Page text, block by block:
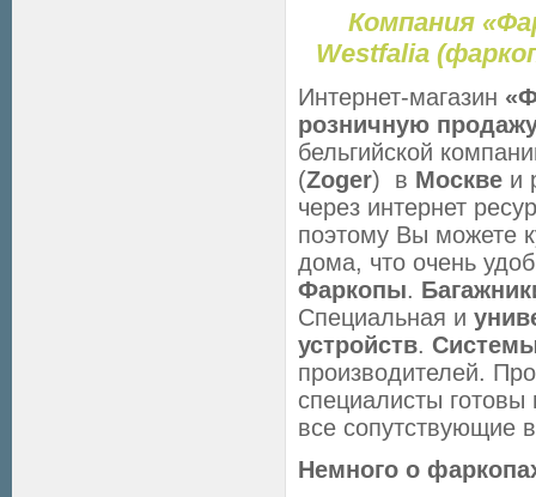
Компания
Westfalia
Интернет-магазин
розничную
бельгийской
(Zoger) в Москве и
через интернет
поэтому Вы можете
дома, что очень
Фаркопы.
Специальная и
устройств.
производителей.
специалисты
все сопутствующие
Немного о